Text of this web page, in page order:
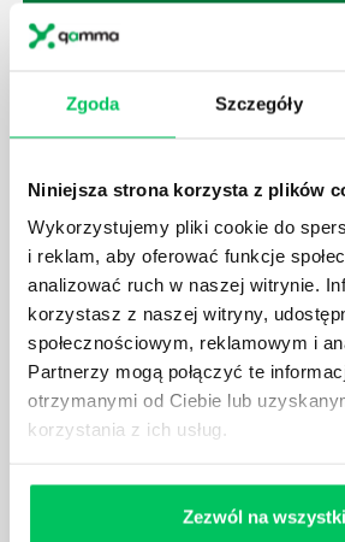
Zgoda Szczegóły
Niniejsza strona korzysta z plików
Wykorzystujemy pliki cookie do
i reklam, aby oferować funkcje
analizować ruch w naszej witrynie.
korzystasz z naszej witryny,
społecznościowym, reklamowym i
Partnerzy mogą połączyć te
otrzymanymi od Ciebie lub
korzystania z ich usług.
Zezwól na
JAK BRYGADZISTA MOŻE
KOMPETENCJE
firmie. Osoba je pełniąca jest w
za realizację działań podległych
działu.
JAKĄ METODĘ ZARZĄDZANIA
KAŻDY MENEDŻER?
ludzkimi oraz poszczególnymi